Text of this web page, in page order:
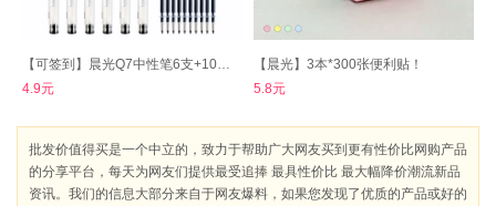
【可签到】晨光Q7中性笔6支+10支笔芯
4.9元
【晨光】3本*300张便利贴！
5.8元
批发价值得买是一个中立的，致力于帮助广大网友买到更有性价比网购产品
的分享平台，每天为网友们提供最受追捧 最具性价比 最大幅降价潮流新品
资讯。我们的信息大部分来自于网友爆料，如果您发现了优质的产品或好的